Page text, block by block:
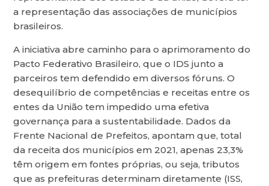
a representação das associações de municípios
brasileiros.
A iniciativa abre caminho para o aprimoramento do
Pacto Federativo Brasileiro, que o IDS junto a
parceiros tem defendido em diversos fóruns. O
desequilíbrio de competências e receitas entre os
entes da União tem impedido uma efetiva
governança para a sustentabilidade. Dados da
Frente Nacional de Prefeitos, apontam que, total
da receita dos municípios em 2021, apenas 23,3%
têm origem em fontes próprias, ou seja, tributos
que as prefeituras determinam diretamente (ISS,